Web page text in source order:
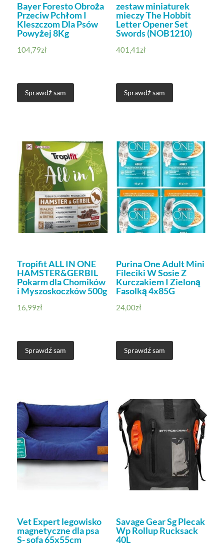
Bayer Foresto Obroża
Przeciw Pchłom I
Kleszczom Dla Psów
Powyżej 8Kg
104,79zł
Sprawdź sam
zestaw miniaturek
mieczy The Hobbit
Letter Opener Set
Swords (NOB1210)
401,41zł
Sprawdź sam
Tropifit ALL IN ONE
HAMSTER&GERBIL
Pokarm dla Chomików
i Myszoskoczków 500g
16,99zł
Sprawdź sam
Purina One Adult Mini
Fileciki W Sosie Z
Kurczakiem I Zieloną
Fasolką 4x85G
24,00zł
Sprawdź sam
Vet Expert legowisko
magnetyczne dla psa
S- sofa 65x55cm
Savage Gear Sg Plecak
Wp Rollup Rucksack
40L